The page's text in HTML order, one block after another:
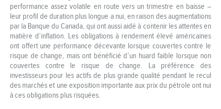
performance assez volatile en route vers un trimestre en baisse –
leur profil de duration plus longue a nui, en raison des augmentations
par la Banque du Canada, qui ont aussi aidé à contenir les attentes en
matière d’inflation. Les obligations à rendement élevé américaines
ont offert une performance décevante lorsque couvertes contre le
risque de change, mais ont bénéficié d’un huard faible lorsque non
couvertes contre le risque de change. La préférence des
investisseurs pour les actifs de plus grande qualité pendant le recul
des marchés et une exposition importante aux prix du pétrole ont nui
à ces obligations plus risquées.